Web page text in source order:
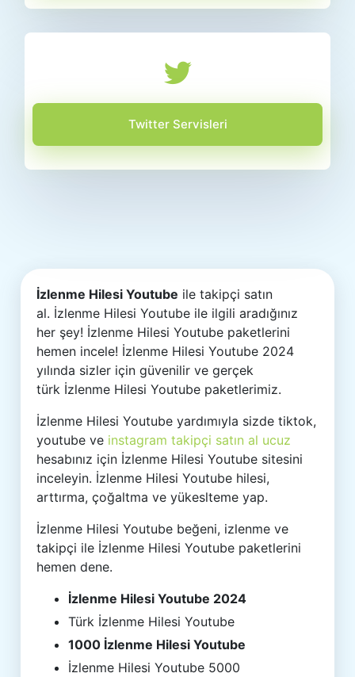
Twitter Servisleri
İzlenme Hilesi Youtube ile takipçi satın
al. İzlenme Hilesi Youtube ile ilgili aradığınız
her şey! İzlenme Hilesi Youtube paketlerini
hemen incele! İzlenme Hilesi Youtube 2024
yılında sizler için güvenilir ve gerçek
türk İzlenme Hilesi Youtube paketlerimiz.
İzlenme Hilesi Youtube yardımıyla sizde tiktok,
youtube ve instagram takipçi satın al ucuz
hesabınız için İzlenme Hilesi Youtube sitesini
inceleyin. İzlenme Hilesi Youtube hilesi,
arttırma, çoğaltma ve yükeslteme yap.
İzlenme Hilesi Youtube beğeni, izlenme ve
takipçi ile İzlenme Hilesi Youtube paketlerini
hemen dene.
İzlenme Hilesi Youtube 2024
Türk İzlenme Hilesi Youtube
1000 İzlenme Hilesi Youtube
İzlenme Hilesi Youtube 5000